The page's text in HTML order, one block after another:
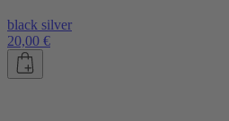
black silver
20,00 €